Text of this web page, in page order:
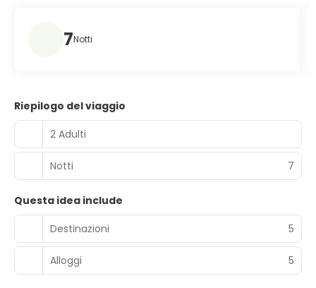
7Notti
Riepilogo del viaggio
2 Adulti
Notti 7
Questa idea include
Destinazioni
5
Alloggi 5